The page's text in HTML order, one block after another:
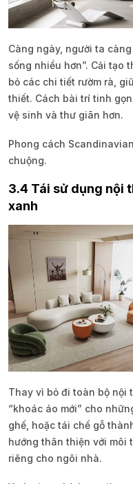
Càng ngày, người ta
sống nhiều hơn”. Cải tạo
bỏ các chi tiết rườm rà,
thiết. Cách bài trí tinh
vệ sinh và thư giãn hơn.
Phong cách
chuộng.
3.4 Tái sử dụng nội
xanh
Thay vì bỏ đi toàn bộ nội
“khoác áo mới” cho
ghế, hoặc tái chế gỗ
hướng thân thiện với môi
riêng cho ngôi nhà.